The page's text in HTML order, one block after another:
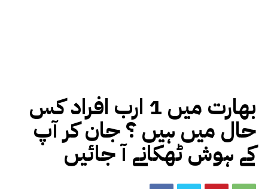
بھارت میں 1 ارب افراد کس
حال میں ہیں ؟ جان کر آپ
کے ہوش ٹھکانے آ جائیں